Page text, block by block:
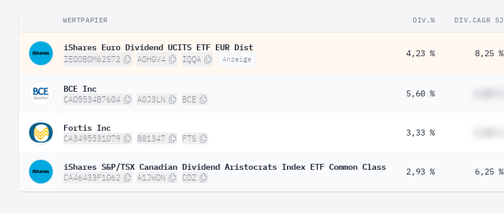
WERTPAPIER DIV.% DIV.CAGR 5J
iShares Euro Dividend UCITS ETF EUR Dist
IE00B0M62S72 A0HGV4 IQQA Anzeige
4,23 % 8,25 %
BCE Inc
CA05534B7604 A0J3LN BCE
5,60 %
Fortis Inc
CA3495531079 881347 FTS
3,33 %
iShares S&P/TSX Canadian Dividend Aristocrats Index ETF Common Class
CA46433F1062 A1JWDN CDZ
2,93 % 6,25 %